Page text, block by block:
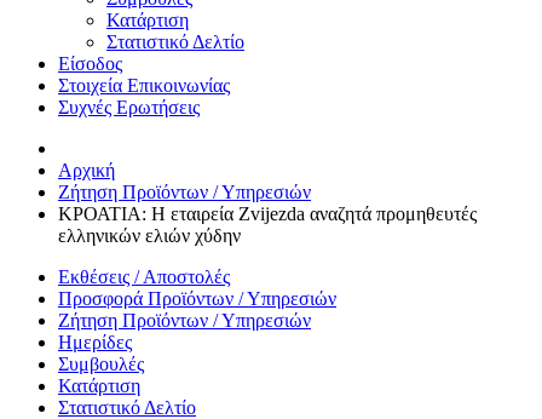
Κατάρτιση
Στατιστικό Δελτίο
Είσοδος
Στοιχεία Επικοινωνίας
Συχνές Ερωτήσεις
Αρχική
Ζήτηση Προϊόντων / Υπηρεσιών
ΚΡΟΑΤΙΑ: Η εταιρεία Zvijezda αναζητά προμηθευτές
ελληνικών ελιών χύδην
Εκθέσεις / Αποστολές
Προσφορά Προϊόντων / Υπηρεσιών
Ζήτηση Προϊόντων / Υπηρεσιών
Ημερίδες
Συμβουλές
Κατάρτιση
Στατιστικό Δελτίο